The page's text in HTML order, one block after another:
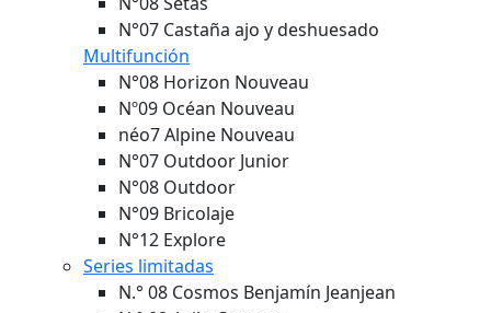
N°07 Castaña ajo y deshuesado
Multifunción
N°08 Horizon Nouveau
Nº09 Océan Nouveau
néo7 Alpine Nouveau
N°07 Outdoor Junior
N°08 Outdoor
N°09 Bricolaje
N°12 Explore
Series limitadas
N.° 08 Cosmos Benjamín Jeanjean